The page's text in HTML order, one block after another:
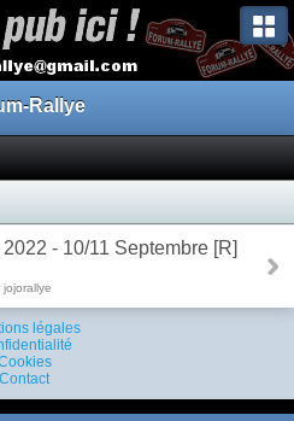
Rallye
- 10/11 Septembre [R]
jojorallye
légales
Contact